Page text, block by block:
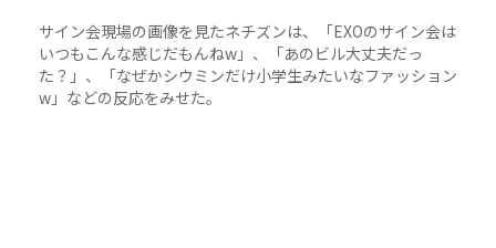
サイン会現場の画像を見たネチズンは、「EXOのサイン会は
いつもこんな感じだもんねw」、「あのビル大丈夫だっ
た？」、「なぜかシウミンだけ小学生みたいなファッション
w」などの反応をみせた。